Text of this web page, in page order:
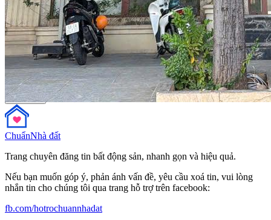
Lâm Thành Quới
Đã đăng99tin
Gọi ngay
ChuẩnNhà đất
Trang chuyên đăng tin bất động sản, nhanh gọn và hiệu quả.
Nếu bạn muốn góp ý, phản ánh vấn đề, yêu cầu xoá tin, vui lòng
nhắn tin cho chúng tôi qua trang hỗ trợ trên facebook:
fb.com/hotrochuannhadat